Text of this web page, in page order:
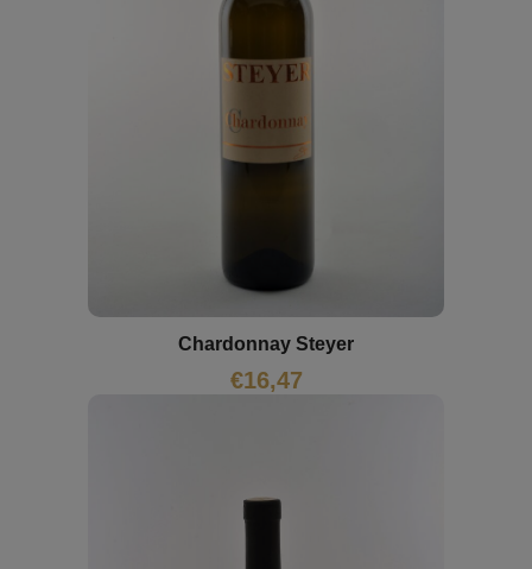
Chardonnay Steyer
€16,47